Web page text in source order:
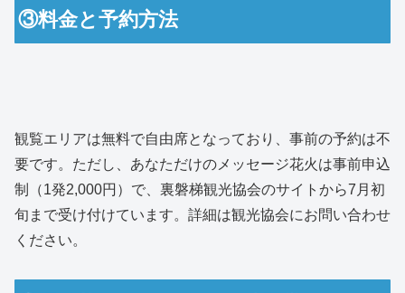
③料金と予約方法
観覧エリアは無料で自由席となっており、事前の予約は不
要です。ただし、あなただけのメッセージ花火は事前申込
制（1発2,000円）で、裏磐梯観光協会のサイトから7月初
旬まで受け付けています。詳細は観光協会にお問い合わせ
ください。